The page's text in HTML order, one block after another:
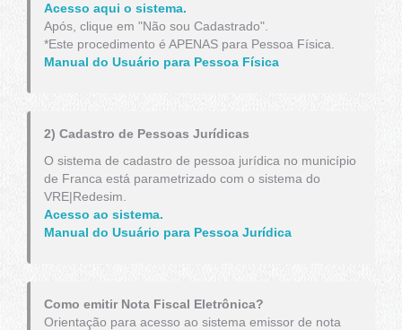
Acesso aqui o sistema.
Após, clique em "Não sou Cadastrado".
*Este procedimento é APENAS para Pessoa Física.
Manual do Usuário para Pessoa Física
2) Cadastro de Pessoas Jurídicas
O sistema de cadastro de pessoa jurídica no município
de Franca está parametrizado com o sistema do
VRE|Redesim.
Acesso ao sistema.
Manual do Usuário para Pessoa Jurídica
Como emitir Nota Fiscal Eletrônica?
Orientação para acesso ao sistema emissor de nota